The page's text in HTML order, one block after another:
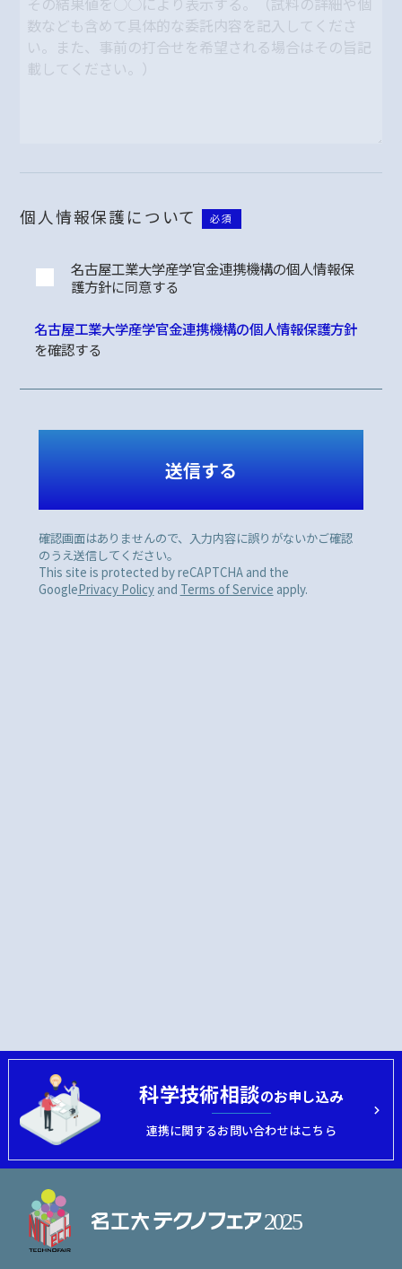
個人情報保護について 必須
名古屋工業大学産学官金連携機構の個人情報保
護方針に同意する
名古屋工業大学産学官金連携機構の個人情報保護方針
を確認する
確認画面はありませんので、入力内容に誤りがないかご確認
のうえ送信してください。
This site is protected by reCAPTCHA and the
GooglePrivacy Policyand Terms of Service apply.
科学技術相談のお申し込み
連携に関するお問い合わせはこちら